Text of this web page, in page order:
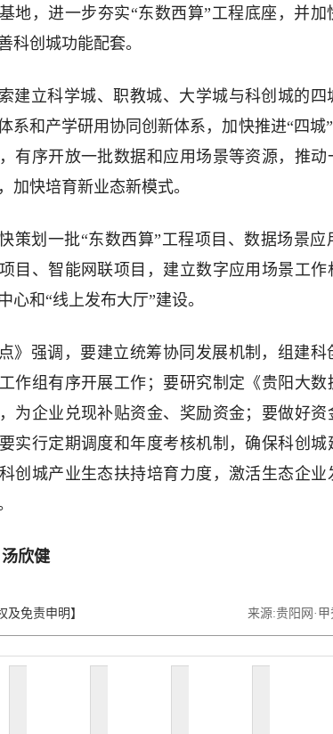
地，进一步夯实“东数西算”工程底座，并加
科创城功能配套。
建立科学城、职教城、大学城与科创城的
系和产学研用协同创新体系，加快推进“四城
有序开放一批数据和应用场景等资源，推
加快培育新业态新模式。
策划一批“东数西算”工程项目、数据场景应
目、智能网联项目，建立数字应用场景工作
心和“线上发布大厅”建设。
点》强调，要建立统筹协同发展机制，组建
作组有序开展工作；要研究制定《贵阳大
为企业兑现补贴资金、奖励资金；要做好
实行定期调度和年度考核机制，确保科创城
创城产业生态扶持培育力度，激活生态企
欣健
及免责申明】 来源:贵阳网·